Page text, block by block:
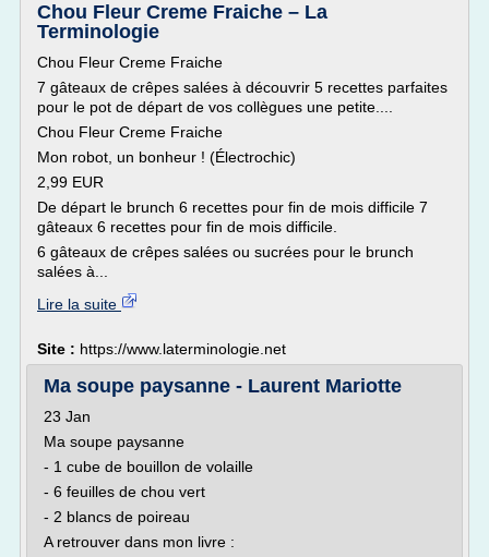
Chou Fleur Creme Fraiche – La
Terminologie
Chou Fleur Creme Fraiche
7 gâteaux de crêpes salées à découvrir 5 recettes parfaites
pour le pot de départ de vos collègues une petite....
Chou Fleur Creme Fraiche
Mon robot, un bonheur ! (Électrochic)
2,99 EUR
De départ le brunch 6 recettes pour fin de mois difficile 7
gâteaux 6 recettes pour fin de mois difficile.
6 gâteaux de crêpes salées ou sucrées pour le brunch
salées à...
Lire la suite
Site : https://www.laterminologie.net
Ma soupe paysanne - Laurent Mariotte
23 Jan
Ma soupe paysanne
- 1 cube de bouillon de volaille
- 6 feuilles de chou vert
- 2 blancs de poireau
A retrouver dans mon livre :